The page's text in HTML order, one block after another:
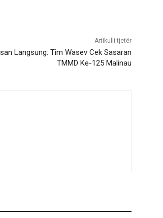
Artikulli tjetër
Langsung: Tim Wasev Cek Sasaran
TMMD Ke-125 Malinau